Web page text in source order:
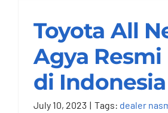
Nasmoco
Toyota All
Agya
di Indonesia
July 10, 2023 | Tags: dealer